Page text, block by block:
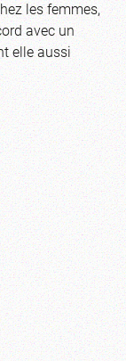
les femmes,
avec un
elle aussi